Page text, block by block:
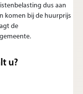
dus aan
komen bij de huurprijs
de
u?